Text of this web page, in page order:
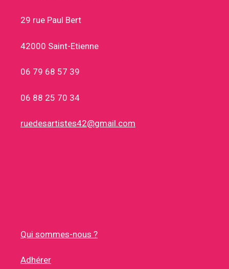
29 rue Paul Bert
42000 Saint-Etienne
06 79 68 57 39
06 88 25 70 34
ruedesartistes42@gmail.com
Qui sommes-nous ?
Adhérer